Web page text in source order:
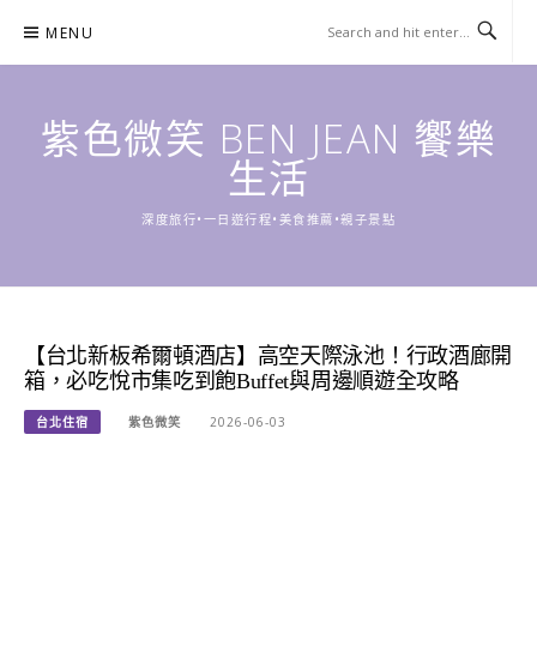
content
MENU
紫色微笑 BEN JEAN 饗樂
生活
深度旅行•一日遊行程•美食推薦•親子景點
【台北新板希爾頓酒店】高空天際泳池！行政酒廊開
箱，必吃悅市集吃到飽Buffet與周邊順遊全攻略
台北住宿 紫色微笑 2026-06-03